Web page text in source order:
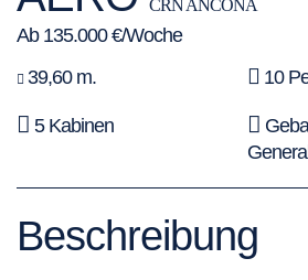
CRN ANCONA
Ab 135.000 €/Woche
39,60 m.
10
5 Kabinen
Beschreibung